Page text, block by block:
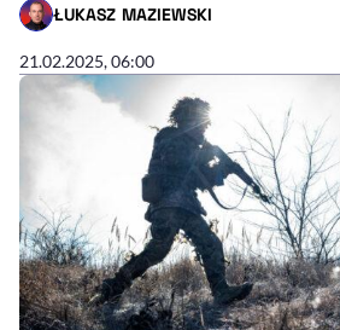
ŁUKASZ MAZIEWSKI
- AUTOR ARTYKUŁU - PROFIL
21.02.2025, 06:00